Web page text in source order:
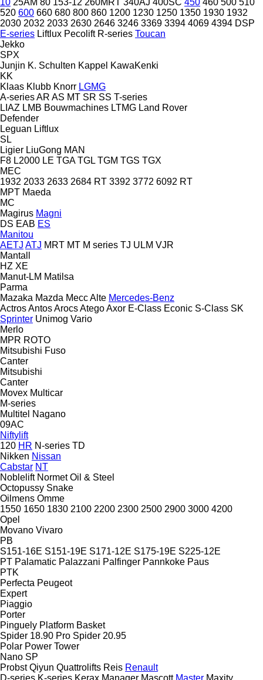
520 600 660 680 800 860 1200 1230 1250 1350 1930 1932
2030 2032 2033 2630 2646 3246 3369 3394 4069 4394 DSP
E-series Liftlux Pecolift R-series Toucan
Jekko
SPX
Junjin K. Schulten Kappel KawaKenki
KK
Klaas Klubb Knorr LGMG
A-seriesAR AS MT SR SS T-series
LIAZ LMB Bouwmachines LTMG Land Rover
Defender
Leguan Liftlux
SL
Ligier LiuGong MAN
F8 L2000 LE TGA TGL TGM TGS TGX
MEC
1932 2033 2633 2684 RT 3392 3772 6092 RT
MPT Maeda
MC
Magirus Magni
DS EAB ES
Manitou
AETJ ATJ MRT MT M series TJ ULM VJR
Mantall
HZ XE
Manut-LM Matilsa
Parma
Mazaka Mazda Mecc Alte Mercedes-Benz
ActrosAntosArocsAtegoAxor E-Class Econic S-Class SK
Sprinter Unimog Vario
Merlo
MPR ROTO
Mitsubishi Fuso
Canter
Mitsubishi
Canter
Movex Multicar
M-series
Multitel Nagano
09AC
Niftylift
120 HR N-series TD
Nikken Nissan
Cabstar NT
Noblelift Normet Oil & Steel
Octopussy Snake
Oilmens Omme
1550 1650 1830 2100 2200 2300 2500 2900 3000 4200
Opel
Movano Vivaro
PB
S151-16E S151-19E S171-12E S175-19E S225-12E
PT Palamatic Palazzani Palfinger Pannkoke Paus
PTK
Perfecta Peugeot
Expert
Piaggio
Porter
Pinguely Platform Basket
Spider 18.90 Pro Spider 20.95
Polar Power Tower
Nano SP
Probst Qiyun Quattrolifts Reis Renault
D-series K-series Kerax Manager Mascott Master Maxity